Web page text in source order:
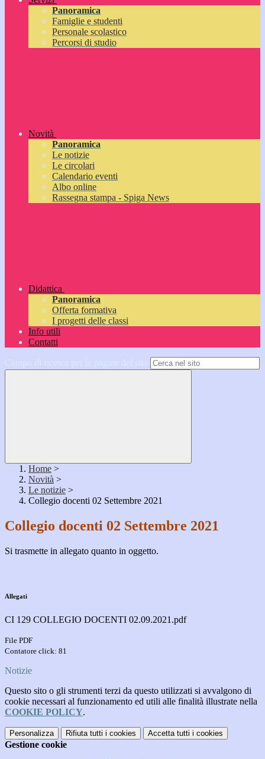
Panoramica
Famiglie e studenti
Personale scolastico
Percorsi di studio
Novità
Panoramica
Le notizie
Le circolari
Calendario eventi
Albo online
Rassegna stampa - Spiga News
Didattica
Panoramica
Offerta formativa
I progetti delle classi
Info utili
Contatti
Home >
Novità >
Le notizie >
Collegio docenti 02 Settembre 2021
Collegio docenti 02 Settembre 2021
Si trasmette in allegato quanto in oggetto.
Allegati
CI 129 COLLEGIO DOCENTI 02.09.2021.pdf
File PDF
Contatore click: 81
Notizie
Questo sito o gli strumenti terzi da questo utilizzati si avvalgono di
cookie necessari al funzionamento ed utili alle finalità illustrate nella
COOKIE POLICY.
Personalizza Rifiuta tutti i cookies Accetta tutti i cookies
Gestione cookie